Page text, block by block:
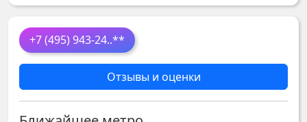
+7 (495) 943-24..**
Отзывы и оценки